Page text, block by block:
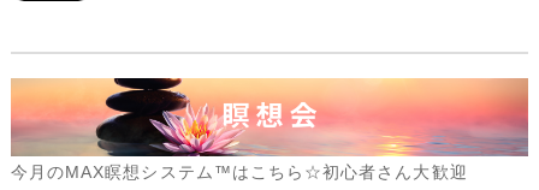
今月のMAX瞑想システム™はこちら☆初心者さん大歓迎